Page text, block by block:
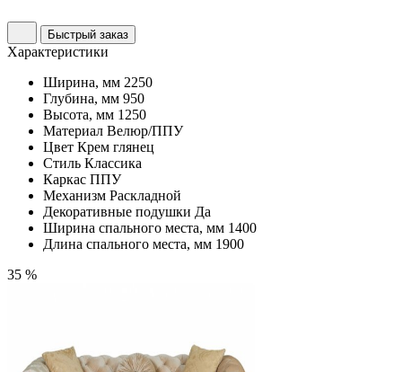
Быстрый заказ
Характеристики
Ширина, мм 2250
Глубина, мм 950
Высота, мм 1250
Материал Велюр/ППУ
Цвет Крем глянец
Стиль Классика
Каркас ППУ
Механизм Раскладной
Декоративные подушки Да
Ширина спального места, мм 1400
Длина спального места, мм 1900
35 %